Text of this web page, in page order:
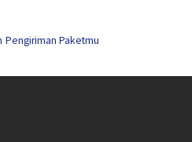
Pengiriman Paketmu